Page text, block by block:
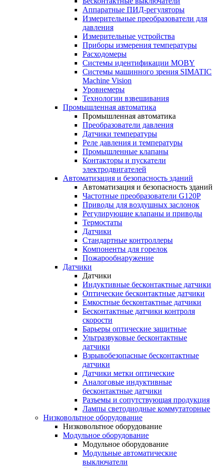
Аппаратные ПИД-регуляторы
Измерительные преобразователи для
давления
Измерительные устройства
Приборы измерения температуры
Расходомеры
Системы идентификации MOBY
Системы машинного зрения SIMATIC
Machine Vision
Уровнемеры
Технологии взвешивания
Промышленная автоматика
Промышленная автоматика
Преобразователи давления
Датчики температуры
Реле давления и температуры
Промышленные клапаны
Контакторы и пускатели
электродвигателей
Автоматизация и безопасность зданий
Автоматизация и безопасность зданий
Частотные преобразователи G120P
Приводы для воздушных заслонок
Регулирующие клапаны и приводы
Термостаты
Датчики
Стандартные контроллеры
Компоненты для горелок
Пожарообнаружение
Датчики
Датчики
Индуктивные бесконтактные датчики
Оптические бесконтактные датчики
Емкостные бесконтактные датчики
Бесконтактные датчики контроля
скорости
Барьеры оптические защитные
Ультразвуковые бесконтактные
датчики
Взрывобезопасные бесконтактные
датчики
Датчики метки оптические
Аналоговые индуктивные
бесконтактные датчики
Разъемы и сопутствующая продукция
Лампы светодиодные коммутаторные
Низковольтное оборудование
Низковольтное оборудование
Модульное оборудование
Модульное оборудование
Модульные автоматические
выключатели